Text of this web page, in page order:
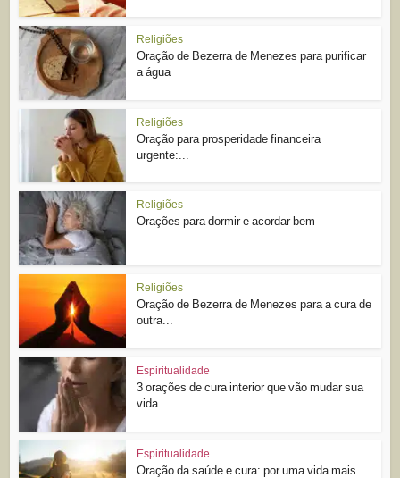
Religiões
Oração de Bezerra de Menezes para purificar
a água
Religiões
Oração para prosperidade financeira
urgente:...
Religiões
Orações para dormir e acordar bem
Religiões
Oração de Bezerra de Menezes para a cura de
outra...
Espiritualidade
3 orações de cura interior que vão mudar sua
vida
Espiritualidade
Oração da saúde e cura: por uma vida mais